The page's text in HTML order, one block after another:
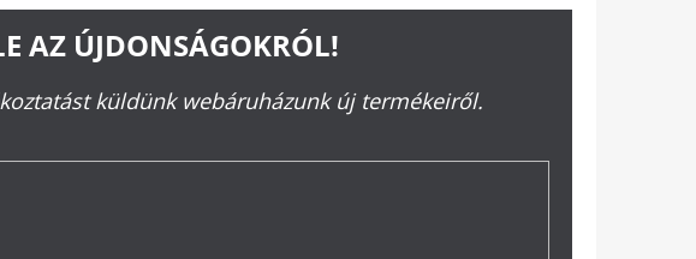
AZ ÚJDONSÁGOKRÓL!
küldünk webáruházunk új termékeiről.